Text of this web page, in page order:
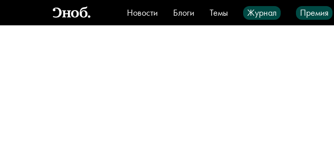
Новости Блоги Темы Журнал Премия
Стиль
Видео Город IT-продукты